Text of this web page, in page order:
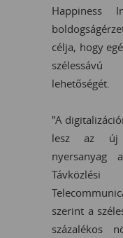
Happiness
célja, hogy
lehetőségét.
"A
lesz az új
nyersanyag
Távközlési
szerint a
százalékos